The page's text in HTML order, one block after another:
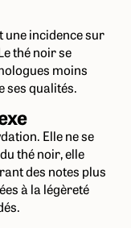
une incidence sur
thé noir se
moins
ses qualités.
Elle ne se
thé noir, elle
des notes plus
à la légèreté